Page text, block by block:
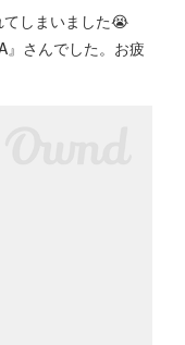
しまいました😭
』さんでした。お疲